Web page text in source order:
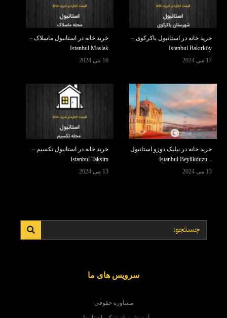
خرید خانه در استانبول باکرکوی –
Istanbul Bakırköy
17 می 2024
خرید خانه در استانبول ماسلاک –
Istanbul Maslak
16 می 2024
خرید خانه در بیلیک دوزو استانبول
– Istanbul Beylikduzu
13 می 2024
خرید خانه در استانبول تکسیم –
Istanbul Taksim
13 می 2024
سرویس های ما
مشاوره حقوقی